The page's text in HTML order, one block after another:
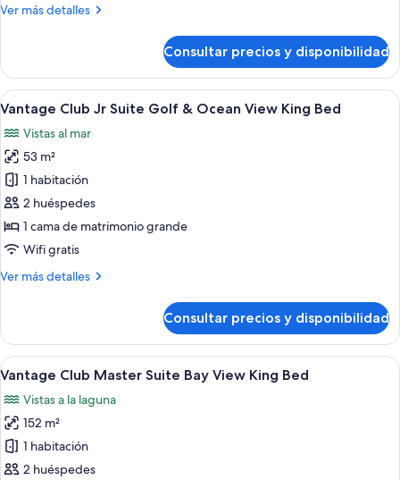
Bay
Bed
Ver más detalles
Más
Club
Junior
Suite
View
King
Bed
Consultar precios y disponibilidad
Abrir
todas
las
fotos
de
Vantage
Club
Jr
Golf
View
King
Bed
Habitación de hotel con una cama
3
Vantage Club Jr Suite Golf & Ocean View King Bed
Vistas al mar
53 m²
1 habitación
2 huéspedes
1 cama de matrimonio grande
Wifi gratis
Ver más detalles
Más
Club
Jr
Suite
&
Ocean
View
King
Bed
Consultar precios y disponibilidad
Abrir
todas
las
fotos
de
Vantage
Una habitación de hotel moderna
3
Vantage Club Master Suite Bay View King Bed
Vistas a la laguna
152 m²
1 habitación
2 huéspedes